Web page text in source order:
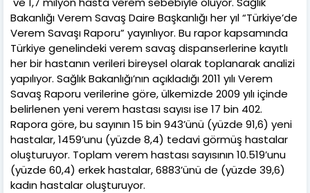
Bakanlığı Verem Savaş Daire Başkanlığı her yıl “Türkiye’de
Verem Savaşı Raporu” yayınlıyor. Bu rapor kapsamında
Türkiye genelindeki verem savaş dispanserlerine kayıtlı
her bir hastanın verileri bireysel olarak toplanarak analizi
yapılıyor. Sağlık Bakanlığı’nın açıkladığı 2011 yılı Verem
Savaş Raporu verilerine göre, ülkemizde 2009 yılı içinde
belirlenen yeni verem hastası sayısı ise 17 bin 402.
Rapora göre, bu sayının 15 bin 943’ünü (yüzde 91,6) yeni
hastalar, 1459’unu (yüzde 8,4) tedavi görmüş hastalar
oluşturuyor. Toplam verem hastası sayısının 10.519’unu
(yüzde 60,4) erkek hastalar, 6883’ünü de (yüzde 39,6)
kadın hastalar oluşturuyor.